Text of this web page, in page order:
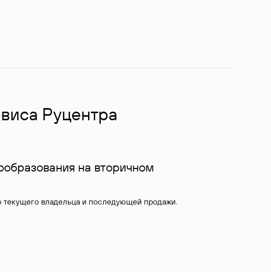
Руцентра
на вторичном
текущего владельца и последующей продажи.